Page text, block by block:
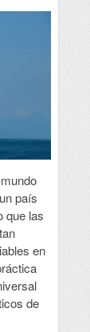
país
que las
en
de